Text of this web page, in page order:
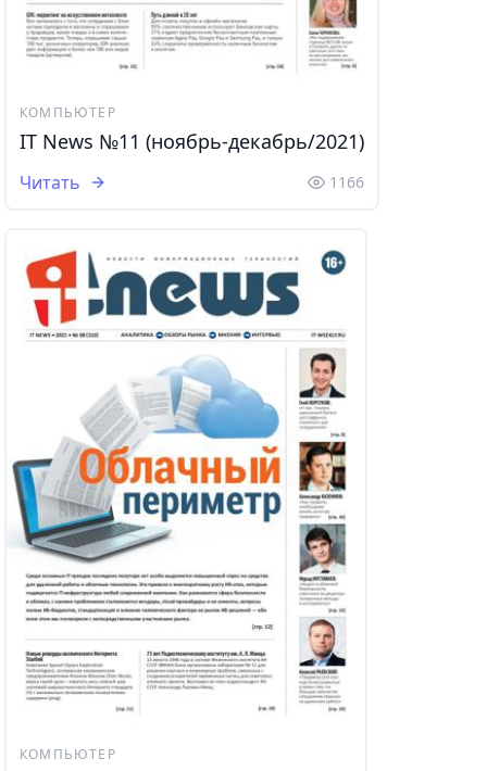
КОМПЬЮТЕР
IT News №11 (ноябрь-декабрь/2021)
Читать 1166
КОМПЬЮТЕР